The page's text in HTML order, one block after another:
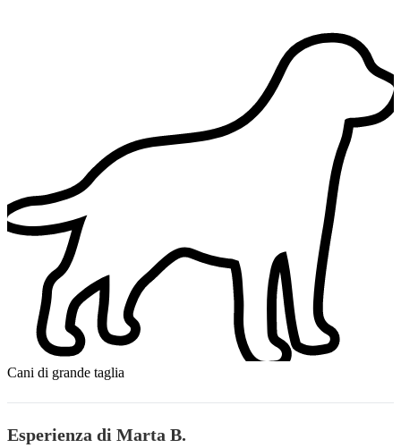
Cani di grande taglia
Esperienza di Marta B.